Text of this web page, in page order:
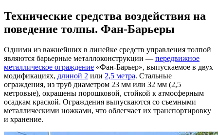
Технические средства воздействия на
поведение толпы. Фан-Барьеры
Одними из важнейших в линейке средств управления толпой
являются барьерные металлоконструкции — передвижное
металлическое ограждение «Фан-Барьер», выпускаемое в двух
модификациях, длиной 2 или 2,5 метра. Стальные
ограждения, из труб диаметром 23 мм или 32 мм (2,5
метровые), окрашены порошковой, стойкой к атмосферным
осадкам краской. Ограждения выпускаются со съемными
металлическими ножками, что облегчает их транспортировку
и хранение.